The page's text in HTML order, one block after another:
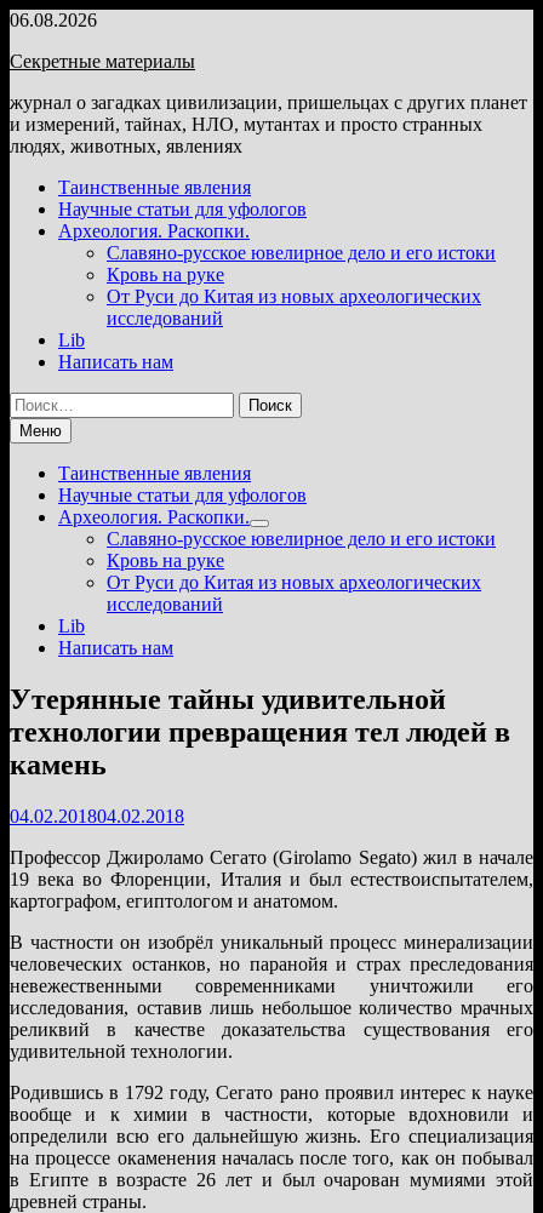
Перейти
содержимому
06.08.2026
Секретные материалы
журнал о загадках цивилизации, пришельцах с других планет
и измерений, тайнах, НЛО, мутантах и просто странных
людях, животных, явлениях
Таинственные явления
Научные статьи для уфологов
Археология. Раскопки.
Славяно-русское ювелирное дело и его истоки
Кровь на руке
От Руси до Китая из новых археологических
исследований
Lib
Написать нам
Найти:
Меню
Таинственные явления
Научные статьи для уфологов
Археология. Раскопки.
Показать
подменю
Славяно-русское ювелирное дело и его истоки
Кровь на руке
От Руси до Китая из новых археологических
исследований
Lib
Написать нам
Утерянные тайны удивительной
технологии превращения тел людей в
камень
04.02.201804.02.2018
Профессор Джироламо Сегато (Girolamo Segato) жил в начале
19 века во Флоренции, Италия и был естествоиспытателем,
картографом, египтологом и анатомом.
В частности он изобрёл уникальный процесс минерализации
человеческих останков, но паранойя и страх преследования
невежественными современниками уничтожили его
исследования, оставив лишь небольшое количество мрачных
реликвий в качестве доказательства существования его
удивительной технологии.
Родившись в 1792 году, Сегато рано проявил интерес к науке
вообще и к химии в частности, которые вдохновили и
определили всю его дальнейшую жизнь. Его специализация
на процессе окаменения началась после того, как он побывал
в Египте в возрасте 26 лет и был очарован мумиями этой
древней страны.